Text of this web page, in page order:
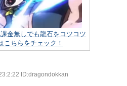
課金無しでも龍石をコツコツ
こちらをチェック！
ID:dragondokkan